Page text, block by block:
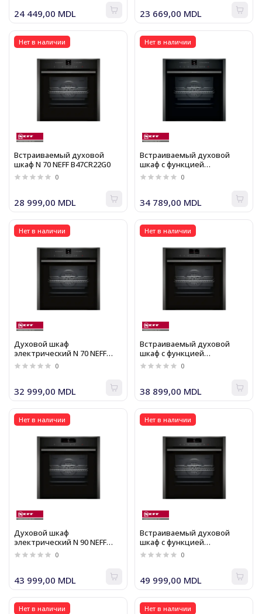
24 449,00 MDL 23 669,00 MDL
Нет в наличии
Встраиваемый духовой
шкаф N 70 NEFF B47CR22G0
0
28 999,00 MDL
Нет в наличии
Встраиваемый духовой
шкаф с функцией
добавления пара N 70 NEFF
B47VR22G0
0
34 789,00 MDL
Нет в наличии
Духовой шкаф
электрический N 70 NEFF
B57CR22G0 0
32 999,00 MDL
Нет в наличии
Встраиваемый духовой
шкаф с функцией
добавления пара N 90 NEFF
B57VS22G0
0
38 899,00 MDL
Нет в наличии
Духовой шкаф
электрический N 90 NEFF
B58CT68G0 0
43 999,00 MDL
Нет в наличии
Встраиваемый духовой
шкаф с функцией
добавления пара N 90 NEFF
B58VT68G0
0
49 999,00 MDL
Нет в наличии Нет в наличии